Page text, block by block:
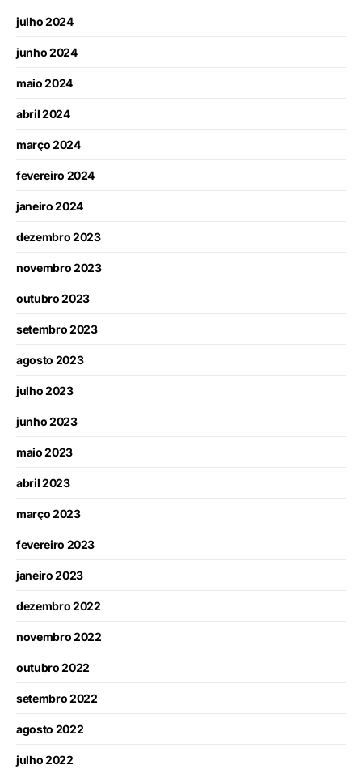
julho 2024
junho 2024
maio 2024
abril 2024
março 2024
fevereiro 2024
janeiro 2024
dezembro 2023
novembro 2023
outubro 2023
setembro 2023
agosto 2023
julho 2023
junho 2023
maio 2023
abril 2023
março 2023
fevereiro 2023
janeiro 2023
dezembro 2022
novembro 2022
outubro 2022
setembro 2022
agosto 2022
julho 2022